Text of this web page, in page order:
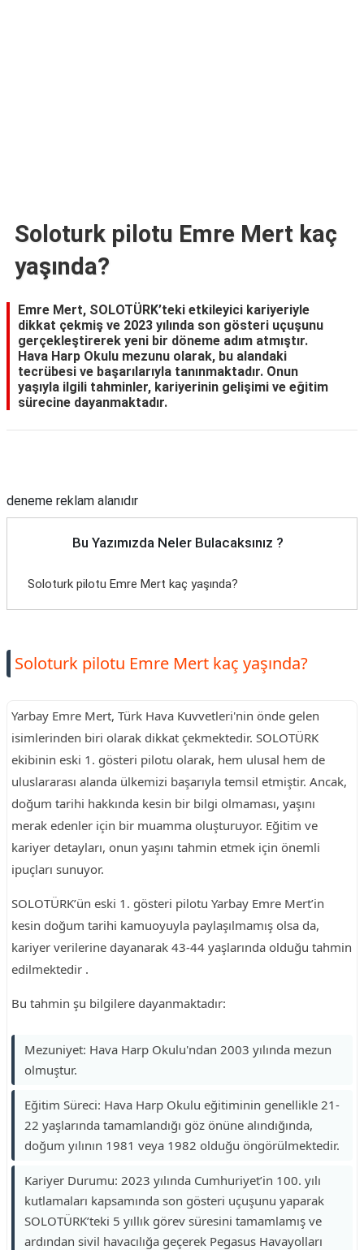
Soloturk pilotu Emre Mert kaç
yaşında?
Emre Mert, SOLOTÜRK’teki etkileyici kariyeriyle
dikkat çekmiş ve 2023 yılında son gösteri uçuşunu
gerçekleştirerek yeni bir döneme adım atmıştır.
Hava Harp Okulu mezunu olarak, bu alandaki
tecrübesi ve başarılarıyla tanınmaktadır. Onun
yaşıyla ilgili tahminler, kariyerinin gelişimi ve eğitim
sürecine dayanmaktadır.
deneme reklam alanıdır
Bu Yazımızda Neler Bulacaksınız ?
Soloturk pilotu Emre Mert kaç yaşında?
Soloturk pilotu Emre Mert kaç yaşında?
Yarbay Emre Mert, Türk Hava Kuvvetleri'nin önde gelen
isimlerinden biri olarak dikkat çekmektedir. SOLOTÜRK
ekibinin eski 1. gösteri pilotu olarak, hem ulusal hem de
uluslararası alanda ülkemizi başarıyla temsil etmiştir. Ancak,
doğum tarihi hakkında kesin bir bilgi olmaması, yaşını
merak edenler için bir muamma oluşturuyor. Eğitim ve
kariyer detayları, onun yaşını tahmin etmek için önemli
ipuçları sunuyor.
SOLOTÜRK’ün eski 1. gösteri pilotu Yarbay Emre Mert’in
kesin doğum tarihi kamuoyuyla paylaşılmamış olsa da,
kariyer verilerine dayanarak 43-44 yaşlarında olduğu tahmin
edilmektedir .
Bu tahmin şu bilgilere dayanmaktadır:
Mezuniyet: Hava Harp Okulu'ndan 2003 yılında mezun
olmuştur.
Eğitim Süreci: Hava Harp Okulu eğitiminin genellikle 21-
22 yaşlarında tamamlandığı göz önüne alındığında,
doğum yılının 1981 veya 1982 olduğu öngörülmektedir.
Kariyer Durumu: 2023 yılında Cumhuriyet’in 100. yılı
kutlamaları kapsamında son gösteri uçuşunu yaparak
SOLOTÜRK’teki 5 yıllık görev süresini tamamlamış ve
ardından sivil havacılığa geçerek Pegasus Havayolları